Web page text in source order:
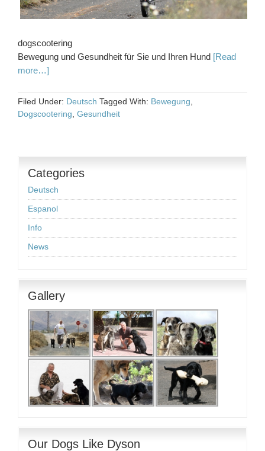
dogscootering
Bewegung und Gesundheit für Sie und Ihren Hund [Read
more…]
Filed Under: Deutsch Tagged With: Bewegung
Dogscootering Gesundheit
Categories
Deutsch
Espanol
Info
News
Gallery
Our Dogs Like Dyson